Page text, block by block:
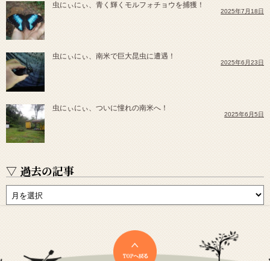
虫にぃにぃ、青く輝くモルフォチョウを捕獲！
2025年7月18日
虫にぃにぃ、南米で巨大昆虫に遭遇！
2025年6月23日
虫にぃにぃ、ついに憧れの南米へ！
2025年6月5日
▽ 過去の記事